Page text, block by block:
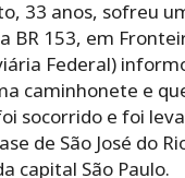
33 anos, sofreu
BR 153, em
Federal)
caminhonete e
socorrido e foi
de São José do
capital São Paulo.